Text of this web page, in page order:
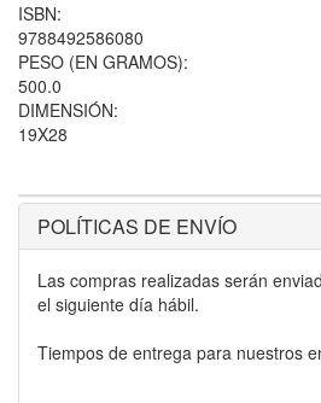
ISBN:
9788492586080
PESO (EN GRAMOS):
500.0
DIMENSIÓN:
19X28
POLÍTICAS DE ENVÍO
Las compras realizadas serán
el siguiente día hábil.
Tiempos de entrega para nuestros